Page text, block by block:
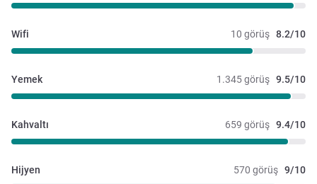
10 görüş 8.2/10
Wifi
1.345 görüş 9.5/10
Yemek
659 görüş 9.4/10
Kahvaltı
570 görüş 9/10
Hijyen